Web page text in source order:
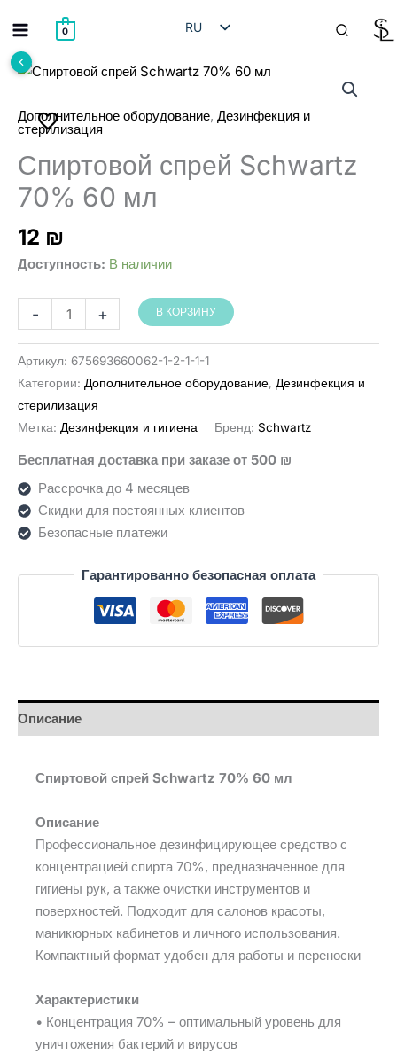
содержимому
0
RU
AR
Поиск
Дополнительное оборудование, Дезинфекция и
стерилизация
Спиртовой спрей Schwartz
70% 60 мл
12 ₪
Доступность: В наличии
-
Количество
товара
Schwartz
ספריי
70%
מ״ל
+ В КОРЗИНУ
Артикул: 675693660062-1-2-1-1-1
Категории: Дополнительное оборудование, Дезинфекция и
стерилизация
Метка: Дезинфекция и гигиена Бренд: Schwartz
Бесплатная доставка при заказе от 500 ₪
Рассрочка до 4 месяцев
Скидки для постоянных клиентов
Безопасные платежи
Гарантированно безопасная оплата
Описание
Спиртовой спрей Schwartz 70% 60 мл
Описание
Профессиональное дезинфицирующее средство с
концентрацией спирта 70%, предназначенное для
гигиены рук, а также очистки инструментов и
поверхностей. Подходит для салонов красоты,
маникюрных кабинетов и личного использования.
Компактный формат удобен для работы и переноски
Характеристики
• Концентрация 70% – оптимальный уровень для
уничтожения бактерий и вирусов